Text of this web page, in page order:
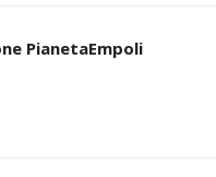
PianetaEmpoli